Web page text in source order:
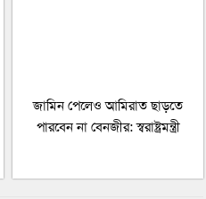
জামিন পেলেও আমিরাত ছাড়তে
পারবেন না বেনজীর: স্বরাষ্ট্রমন্ত্রী